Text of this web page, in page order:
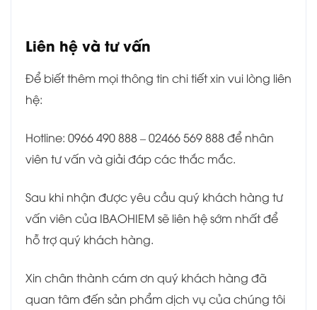
Liên hệ và tư vấn
Để biết thêm mọi thông tin chi tiết xin vui lòng liên
hệ:
Hotline: 0966 490 888 – 02466 569 888 để nhân
viên tư vấn và giải đáp các thắc mắc.
Sau khi nhận được yêu cầu quý khách hàng tư
vấn viên của IBAOHIEM sẽ liên hệ sớm nhất để
hỗ trợ quý khách hàng.
Xin chân thành cám ơn quý khách hàng đã
quan tâm đến sản phẩm dịch vụ của chúng tôi